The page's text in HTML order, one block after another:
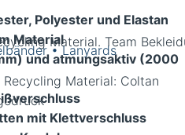
• Lanyards
Material. Team
Polyester und Elastan
Material
und atmungsaktiv (2000
mit Klettverschluss